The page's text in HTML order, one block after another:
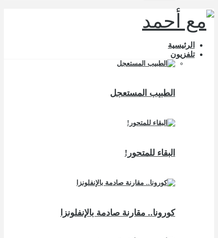
الرئيسية
تلفزيون
الطبيب المستعجل
البقاء للمتحور!
كورونا.. مقارنة صادمة بالإنفلونزا